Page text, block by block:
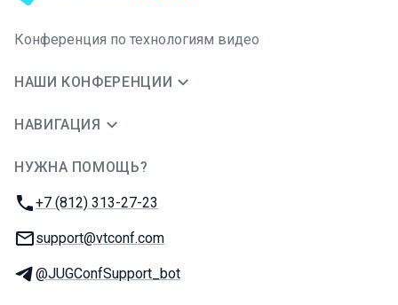
Конференция по технологиям видео
НАШИ КОНФЕРЕНЦИИ
НАВИГАЦИЯ
НУЖНА ПОМОЩЬ?
Телефон:
+7 (812) 313-27-23
E-mail:
support@vtconf.com
Телеграм:
@JUGConfSupport_bot